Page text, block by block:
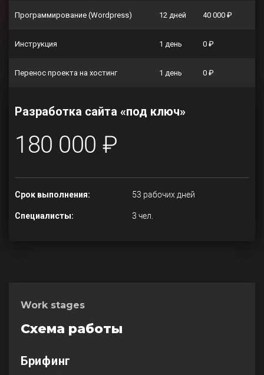
Программирование (Wordpress) 12 дней 40 000 ₽
Инструкция 1 день 0 ₽
Перенос проекта на хостинг 1 день 0 ₽
Разработка сайта «под ключ»
180 000 ₽
Срок выполнения: 53 рабочих дней
Специалисты: 3 чел.
Work stages
Схема работы
Брифинг